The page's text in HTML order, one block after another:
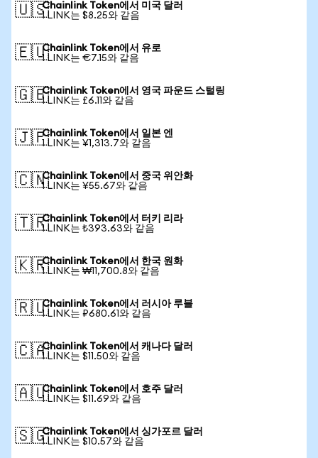
🇺🇸Chainlink Token에서 미국 달러
1 LINK는 $8.25와 같음
🇪🇺Chainlink Token에서 유로
1 LINK는 €7.15와 같음
🇬🇧Chainlink Token에서 영국 파운드 스털링
1 LINK는 £6.11와 같음
🇯🇵Chainlink Token에서 일본 엔
1 LINK는 ¥1,313.7와 같음
🇨🇳Chainlink Token에서 중국 위안화
1 LINK는 ¥55.67와 같음
🇹🇷Chainlink Token에서 터키 리라
1 LINK는 ₺393.63와 같음
🇰🇷Chainlink Token에서 한국 원화
1 LINK는 ₩11,700.8와 같음
🇷🇺Chainlink Token에서 러시아 루블
1 LINK는 ₽680.61와 같음
🇨🇦Chainlink Token에서 캐나다 달러
1 LINK는 $11.50와 같음
🇦🇺Chainlink Token에서 호주 달러
1 LINK는 $11.69와 같음
🇸🇬Chainlink Token에서 싱가포르 달러
1 LINK는 $10.57와 같음